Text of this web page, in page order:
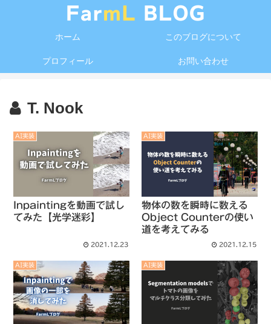
ホーム このブログについて
プロフィール お問い合わせ
T. Nook
AI実装
Inpaintingを動画で試し
てみた【光学迷彩】
2021.12.23
AI実装
物体の数を瞬時に数える
Object Counterの使い
道を考えてみる
2021.12.15
AI実装 AI実装